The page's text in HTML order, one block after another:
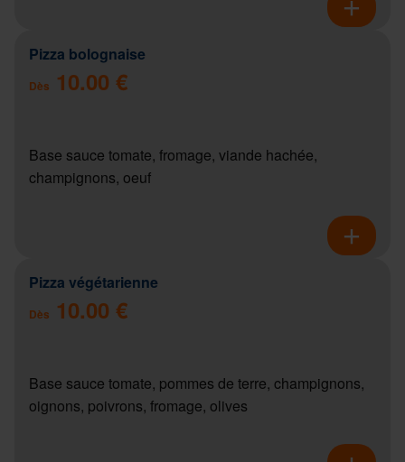
Pizza bolognaise
Dès 10.00 €
Base sauce tomate, fromage, viande hachée,
champignons, oeuf
Pizza végétarienne
Dès 10.00 €
Base sauce tomate, pommes de terre, champignons,
oignons, poivrons, fromage, olives